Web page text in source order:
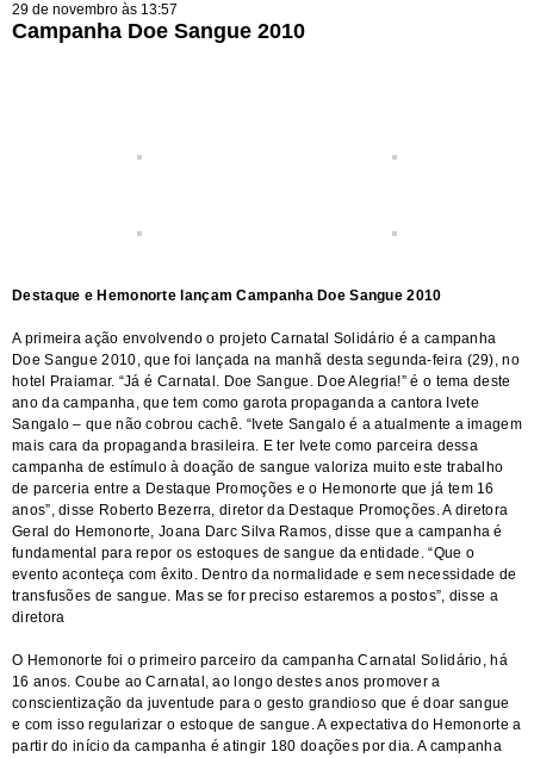
29 de novembro às 13:57
Campanha Doe Sangue 2010
Destaque e Hemonorte lançam Campanha Doe Sangue 2010
A primeira ação envolvendo o projeto Carnatal Solidário é a campanha
Doe Sangue 2010, que foi lançada na manhã desta segunda-feira (29), no
hotel Praiamar. “Já é Carnatal. Doe Sangue. Doe Alegria!” é o tema deste
ano da campanha, que tem como garota propaganda a cantora Ivete
Sangalo – que não cobrou cachê. “Ivete Sangalo é a atualmente a imagem
mais cara da propaganda brasileira. E ter Ivete como parceira dessa
campanha de estímulo à doação de sangue valoriza muito este trabalho
de parceria entre a Destaque Promoções e o Hemonorte que já tem 16
anos”, disse Roberto Bezerra, diretor da Destaque Promoções. A diretora
Geral do Hemonorte, Joana Darc Silva Ramos, disse que a campanha é
fundamental para repor os estoques de sangue da entidade. “Que o
evento aconteça com êxito. Dentro da normalidade e sem necessidade de
transfusões de sangue. Mas se for preciso estaremos a postos”, disse a
diretora
O Hemonorte foi o primeiro parceiro da campanha Carnatal Solidário, há
16 anos. Coube ao Carnatal, ao longo destes anos promover a
conscientização da juventude para o gesto grandioso que é doar sangue
e com isso regularizar o estoque de sangue. A expectativa do Hemonorte a
partir do início da campanha é atingir 180 doações por dia. A campanha